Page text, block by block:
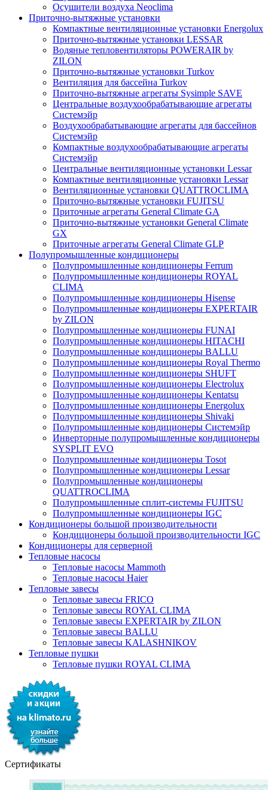
Осушители воздуха Neoclima
Приточно-вытяжные установки
Компактные вентиляционные установки Energolux
Приточно-вытяжные установки LESSAR
Водяные тепловентиляторы POWERAIR by
ZILON
Приточно-вытяжные установки Turkov
Вентиляция для бассейна Turkov
Приточно-вытяжные агрегаты Sysimple SAVE
Центральные воздухообрабатывающие агрегаты
Системэйр
Воздухообрабатывающие агрегаты для бассейнов
Системэйр
Компактные воздухообрабатывающие агрегаты
Системэйр
Центральные вентиляционные установки Lessar
Компактные вентиляционные установки Lessar
Вентиляционные установки QUATTROCLIMA
Приточно-вытяжные установки FUJITSU
Приточные агрегаты General Climate GA
Приточно-вытяжные установки General Climate
GX
Приточные агрегаты General Climate GLP
Полупромышленные кондиционеры
Полупромышленные кондиционеры Ferrum
Полупромышленные кондиционеры ROYAL
CLIMA
Полупромышленные кондиционеры Hisense
Полупромышленные кондиционеры EXPERTAIR
by ZILON
Полупромышленные кондиционеры FUNAI
Полупромышленные кондиционеры HITACHI
Полупромышленные кондиционеры BALLU
Полупромышленные кондиционеры Royal Thermo
Полупромышленные кондиционеры SHUFT
Полупромышленные кондиционеры Electrolux
Полупромышленные кондиционеры Kentatsu
Полупромышленные кондиционеры Energolux
Полупромышленные кондиционеры Shivaki
Полупромышленные кондиционеры Системэйр
Инверторные полупромышленные кондиционеры
SYSPLIT EVO
Полупромышленные кондиционеры Tosot
Полупромышленные кондиционеры Lessar
Полупромышленные кондиционеры
QUATTROCLIMA
Полупромышленные сплит-системы FUJITSU
Полупромышленные кондиционеры IGC
Кондиционеры большой производительности
Кондиционеры большой производительности IGC
Кондиционеры для серверной
Тепловые насосы
Тепловые насосы Mammoth
Тепловые насосы Haier
Тепловые завесы
Тепловые завесы FRICO
Тепловые завесы ROYAL CLIMA
Тепловые завесы EXPERTAIR by ZILON
Тепловые завесы BALLU
Тепловые завесы KALASHNIKOV
Тепловые пушки
Тепловые пушки ROYAL CLIMA
Сертификаты